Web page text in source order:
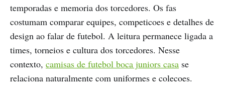
temporadas e memoria dos torcedores. Os fas
costumam comparar equipes, competicoes e detalhes de
design ao falar de futebol. A leitura permanece ligada a
times, torneios e cultura dos torcedores. Nesse
contexto, camisas de futebol boca juniors casa se
relaciona naturalmente com uniformes e colecoes.